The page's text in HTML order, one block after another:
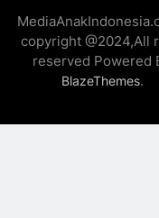
copyright @2024,All
reserved Powered
BlazeThemes.